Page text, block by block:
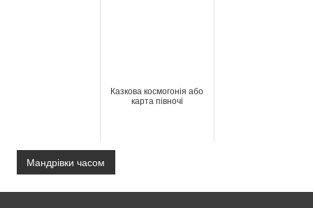
Казкова космогонія або
карта півночі
Мандрівки часом